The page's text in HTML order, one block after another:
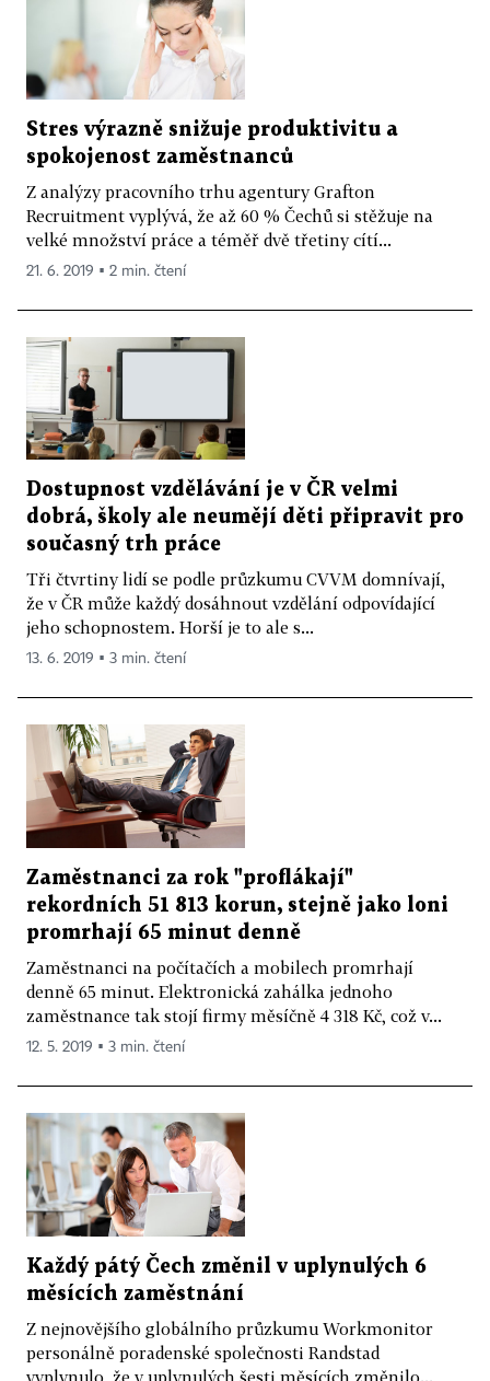
Stres výrazně snižuje produktivitu a
spokojenost zaměstnanců
Z analýzy pracovního trhu agentury Grafton
Recruitment vyplývá, že až 60 % Čechů si stěžuje na
velké množství práce a téměř dvě třetiny cítí...
21. 6. 2019 ▪ 2 min. čtení
Dostupnost vzdělávání je v ČR velmi
dobrá, školy ale neumějí děti připravit pro
současný trh práce
Tři čtvrtiny lidí se podle průzkumu CVVM domnívají,
že v ČR může každý dosáhnout vzdělání odpovídající
jeho schopnostem. Horší je to ale s...
13. 6. 2019 ▪ 3 min. čtení
Zaměstnanci za rok "proflákají"
rekordních 51 813 korun, stejně jako loni
promrhají 65 minut denně
Zaměstnanci na počítačích a mobilech promrhají
denně 65 minut. Elektronická zahálka jednoho
zaměstnance tak stojí firmy měsíčně 4 318 Kč, což v...
12. 5. 2019 ▪ 3 min. čtení
Každý pátý Čech změnil v uplynulých 6
měsících zaměstnání
Z nejnovějšího globálního průzkumu Workmonitor
personálně poradenské společnosti Randstad
vyplynulo, že v uplynulých šesti měsících změnilo...